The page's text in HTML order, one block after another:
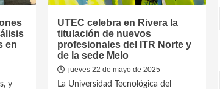
en
y
UTEC celebra en Rivera la
titulación de nuevos
profesionales del ITR Norte y
de la sede Melo
jueves 22 de mayo de 2025
La Universidad Tecnológica del